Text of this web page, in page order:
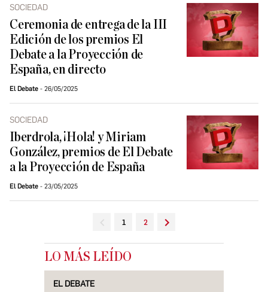
SOCIEDAD
Ceremonia de entrega de la III
Edición de los premios El
Debate a la Proyección de
España, en directo
El Debate 26/05/2025
SOCIEDAD
Iberdrola, ¡Hola! y Miriam
González, premios de El Debate
a la Proyección de España
El Debate 23/05/2025
1 2
LO MÁS LEÍDO
EL DEBATE